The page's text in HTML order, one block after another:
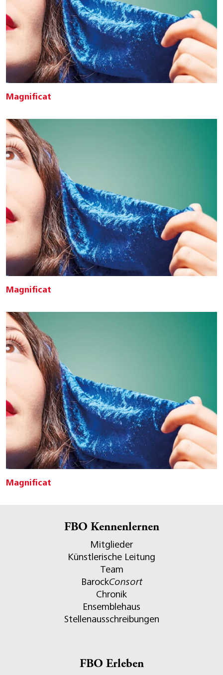
Magnificat
Magnificat
Magnificat
FBO Kennenlernen
Mitglieder
Künstlerische Leitung
Team
BarockConsort
Chronik
Ensemblehaus
Stellenausschreibungen
FBO Erleben